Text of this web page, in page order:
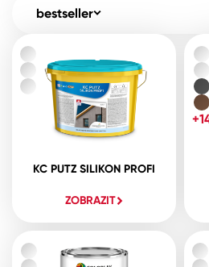
bestseller
KC PUTZ SILIKON PROFI
ZOBRAZIT